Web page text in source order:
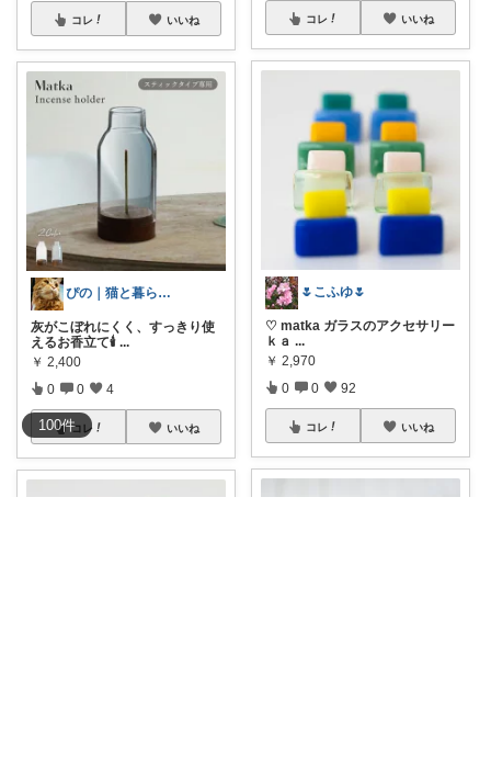
100件
コレ いいね
ぴの｜猫と暮らす、気ままなごはん🐈🍚
灰がこぼれにくく、すっきり使
えるお香立て🕯 ...
￥ 2,400
0 0 4
コレ いいね
コレ いいね
🌷こふゆ🌷
♡ matka ガラスのアクセサリー
ｋａ ...
￥ 2,970
0 0 92
コレ いいね